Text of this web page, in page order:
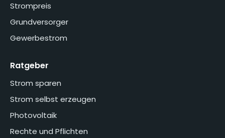
Strompreis
Grundversorger
Gewerbestrom
Ratgeber
Strom sparen
Strom selbst erzeugen
Photovoltaik
Rechte und Pflichten